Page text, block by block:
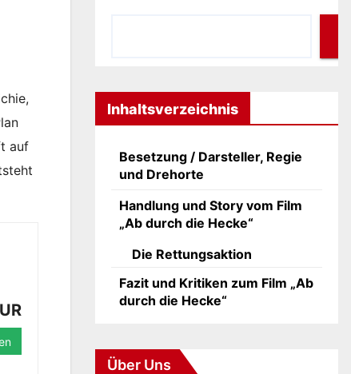
auf
Inhaltsverzeichnis
Besetzung / Darsteller, Regie
und Drehorte
Handlung und Story vom Film
„Ab durch die Hecke“
Die Rettungsaktion
Fazit und Kritiken zum Film „Ab
durch die Hecke“
Über Uns